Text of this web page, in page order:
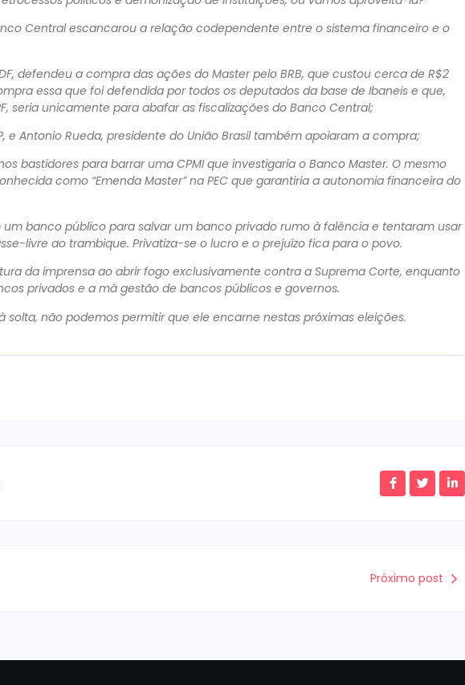
Central escancarou a relação codependente entre o sistema financeiro e o
defendeu a compra das ações do Master pelo BRB, que custou cerca de R$2
essa que foi defendida por todos os deputados da base de Ibaneis e que,
seria unicamente para abafar as fiscalizações do Banco Central;
e Antonio Rueda, presidente do União Brasil também apoiaram a compra;
bastidores para barrar uma CPMI que investigaria o Banco Master. O mesmo
como “Emenda Master” na PEC que garantiria a autonomia financeira do
um banco público para salvar um banco privado rumo à falência e tentaram usar
livre ao trambique. Privatiza-se o lucro e o prejuízo fica para o povo.
da imprensa ao abrir fogo exclusivamente contra a Suprema Corte, enquanto
privados e a má gestão de bancos públicos e governos.
solta, não podemos permitir que ele encarne nestas próximas eleições.
Próximo post